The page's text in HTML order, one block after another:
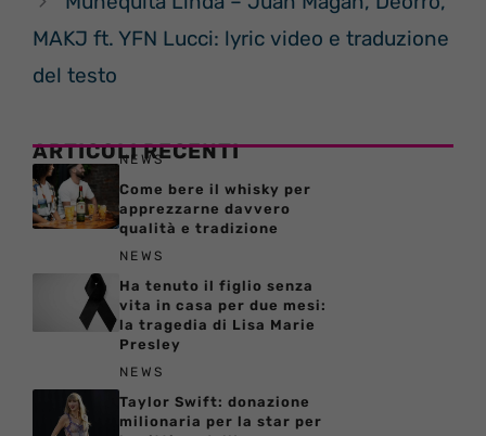
MAKJ ft. YFN Lucci: lyric video e traduzione
del testo
ARTICOLI RECENTI
NEWS
Come bere il whisky per
apprezzarne davvero
qualità e tradizione
NEWS
Ha tenuto il figlio senza
vita in casa per due mesi:
la tragedia di Lisa Marie
Presley
NEWS
Taylor Swift: donazione
milionaria per la star per